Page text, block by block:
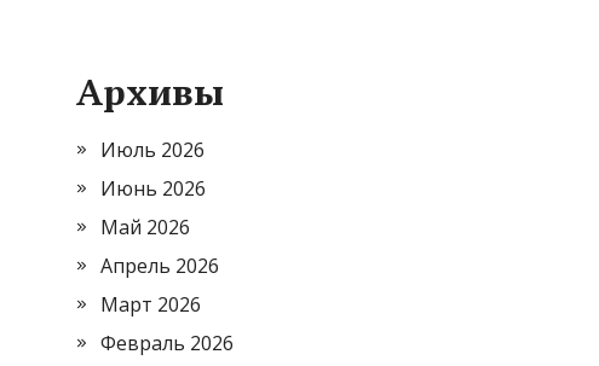
Архивы
Июль 2026
Июнь 2026
Май 2026
Апрель 2026
Март 2026
Февраль 2026